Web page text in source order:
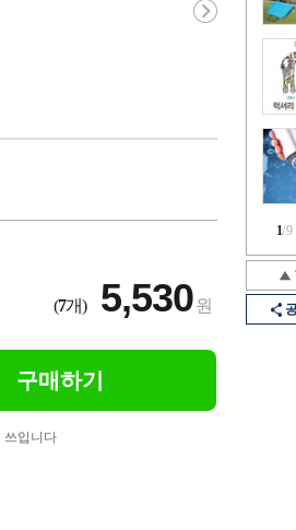
1/9
(7개) 5,530원
구매하기
쓰입니다